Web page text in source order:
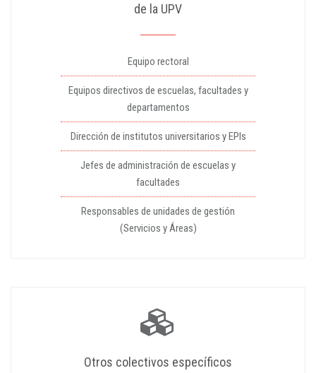
de la UPV
Equipo rectoral
Equipos directivos de escuelas, facultades y
departamentos
Dirección de institutos universitarios y EPIs
Jefes de administración de escuelas y
facultades
Responsables de unidades de gestión
(Servicios y Áreas)
Otros colectivos específicos